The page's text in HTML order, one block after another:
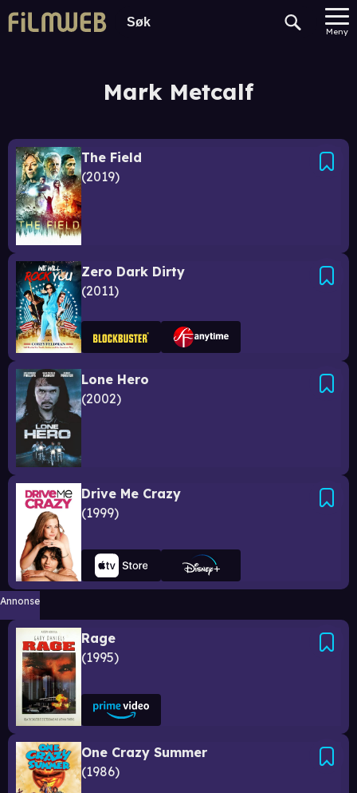
Meny
Mark Metcalf
The Field
2019
Zero Dark Dirty
2011
Lone Hero
2002
Drive Me Crazy
1999
Annonse
Rage
1995
One Crazy Summer
1986